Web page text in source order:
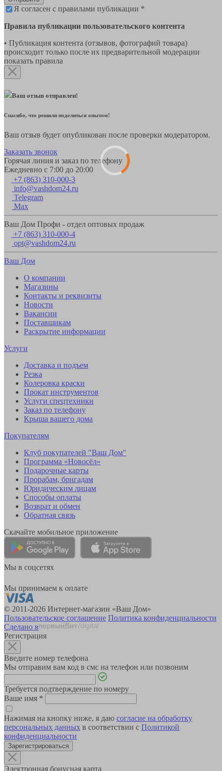
Я согласен с правилами публикации *
Правила публикации пользовательского контента
• Публикация контента (отзывов, фотографий товара)
происходит только после их предварительной модерации
показать правила
Ваш отзыв отправлен!
Спасибо, что решили поделиться опытом!
Ваш отзыв будет опубликован после проверки модератором.
Заказать звонок
Горячая линия и заказ по телефону
Ежедневно с 7:00 до 20:00
+7 (863) 310-000-3
info@vashdom24.ru
Telegram
Max
Ваш Дом Профи - отдел оптовых продаж
+7 (863) 310-000-4
opt@vashdom24.ru
Ваш Дом
О компании
Магазины
Контакты и реквизиты
Новости
Вакансии
Поставщикам
Раскрытие информации
Услуги
Доставка и подъем
Резка
Колеровка краски
Прокат инструментов
Услуги спецтехники
Заказ по телефону
Крыша вашего дома
Покупателям
Клуб покупателей "Ваш Дом"
Программа «Новосёл»
Подарочные карты
Прорабам, бригадам
Юридическим лицам
Способы оплаты
Возврат и обмен
Обратная связь
Скачайте мобильное приложение
Мы в соцсетях
Мы принимаем к оплате
© 2011-2026 Интернет-магазин «Ваш Дом»
Пользовательское соглашение Политика конфиденциальности
Сделано в
Регистрация
Введите номер телефона
Мы отправим вам код в смс на телефон или позвоним
Требуется подтверждение по номеру
Ваше имя *
Нажимая на кнопку ниже, я даю согласие на обработку
персональных данных в соответствии с Политикой
конфиденциальности
Зарегистрироваться
Электронная бонусная карта